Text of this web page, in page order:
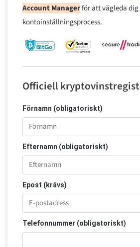
Account Managerför att vägleda
kontoinställningsprocess.
Officiell
Förnamn (obligatoriskt)
Efternamn (obligatoriskt)
Epost (krävs)
Telefonnummer (obligatoriskt)